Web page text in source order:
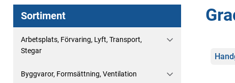
Sortiment
Arbetsplats, Förvaring, Lyft, Transport,
Stegar
Byggvaror, Formsättning, Ventilation